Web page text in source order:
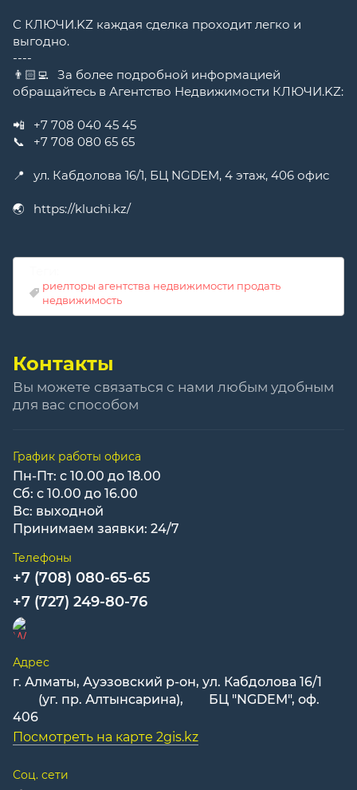
С КЛЮЧИ.KZ каждая сделка проходит легко и
выгодно.
----
👨🏻‍💻⠀За более подробной информацией
обращайтесь в Агентство Недвижимости КЛЮЧИ.KZ:
📲⠀+7 708 040 45 45
📞⠀+7 708 080 65 65
📍⠀ул. Кабдолова 16/1, БЦ NGDEM, 4 этаж, 406 офис
🌏⠀https://kluchi.kz/
риелторы агентства недвижимости продать
недвижимость
Контакты
Вы можете связаться с нами любым удобным
для вас способом
График работы офиса
Пн-Пт: с 10.00 до 18.00
Сб: с 10.00 до 16.00
Вс: выходной
Принимаем заявки: 24/7
Телефоны
+7 (708) 080-65-65
+7 (727) 249-80-76
Адрес
г. Алматы, Ауэзовский р-он, ул. Кабдолова 16/1
(уг. пр. Алтынсарина), БЦ "NGDEM", оф.
406
Посмотреть на карте 2gis.kz
Соц. сети